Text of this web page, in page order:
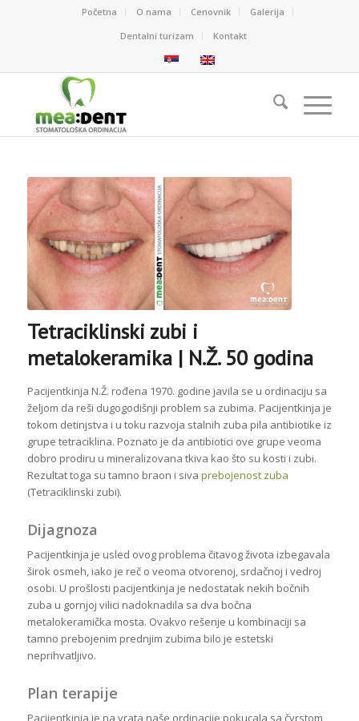
Početna O nama Cenovnik
Galerija
Dentalni turizam
Kontakt
Tetraciklinski zubi i
metalokeramika | N.Ž. 50 godina
Pacijentkinja N.Ž. rođena 1970. godine javila se u ordinaciju sa
željom da reši dugogodišnji problem sa zubima. Pacijentkinja je
tokom detinjstva i u toku razvoja stalnih zuba pila antibiotike iz
grupe tetraciklina. Poznato je da antibiotici ove grupe veoma
dobro prodiru u mineralizovana tkiva kao što su kosti i zubi.
Rezultat toga su tamno braon i siva prebojenost zuba
(Tetraciklinski zubi).
Dijagnoza
Pacijentkinja je usled ovog problema čitavog života izbegavala
širok osmeh, iako je reč o veoma otvorenoj, srdačnoj i vedroj
osobi. U prošlosti pacijentkinja je nedostatak nekih bočnih
zuba u gornjoj vilici nadoknadila sa dva bočna
metalokeramička mosta. Ovakvo rešenje u kombinaciji sa
tamno prebojenim prednjim zubima bilo je estetski
neprihvatljivo.
Plan terapije
Pacijentkinja je na vrata naše ordinacije pokucala sa čvrstom